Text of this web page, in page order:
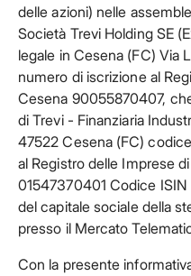
delle azioni) nelle
Società Trevi Holding SE
legale in Cesena (FC) Via
numero di iscrizione al
Cesena 90055870407,
di Trevi - Finanziaria
47522 Cesena (FC)
al Registro delle Imprese
01547370401 Codice
del capitale sociale della
presso il Mercato
Con la presente